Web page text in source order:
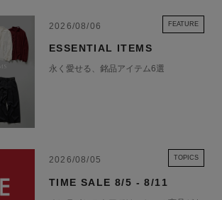
2026/08/06 FEATURE
ESSENTIAL ITEMS
永く愛せる、銘品アイテム6選
2026/08/05 TOPICS
TIME SALE 8/5 - 8/11